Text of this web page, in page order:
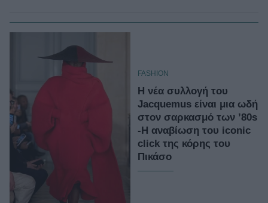
FASHION
Η νέα συλλογή του
Jacquemus είναι μια ωδή
στον σαρκασμό των ’80s
-Η αναβίωση του iconic
click της κόρης του
Πικάσο